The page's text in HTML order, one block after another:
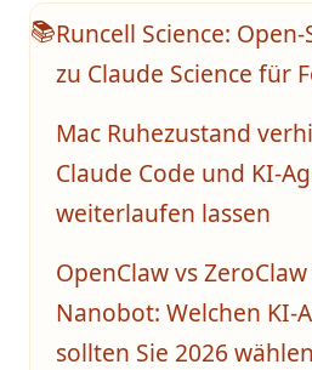
📚Runcell Science:
zu Claude Science für
Mac Ruhezustand
Claude Code und KI-
weiterlaufen lassen
OpenClaw vs
Nanobot: Welchen KI-
sollten Sie 2026